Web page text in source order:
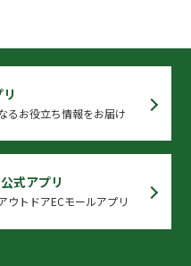
るお役立ち情報をお届け
式アプリ
ウトドアECモールアプリ